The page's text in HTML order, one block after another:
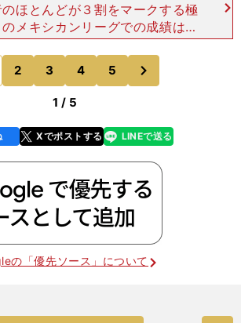
ほとんどが３割をマークする極
メキシカンリーグでの成績は、
が多い。日本では横浜と楽天で
ド・ハーパー ハーパーはアメリ
カから日本、メ
2 3 4 5
のページへ
1 / 5
Xでポストする
line LINEで送る
の「優先ソース」について